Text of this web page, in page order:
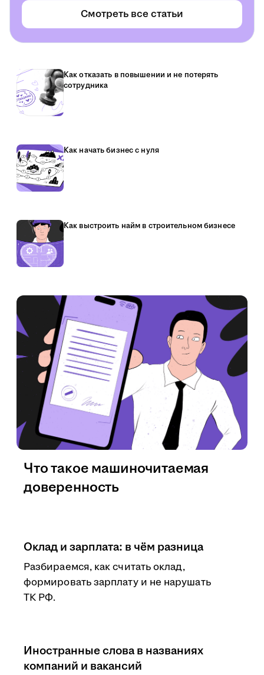
Смотреть все статьи
Как отказать в повышении и не потерять
сотрудника
Как начать бизнес с нуля
Как выстроить найм в строительном бизнесе
Оклад и зарплата: в чём разница
Разбираемся, как считать оклад,
формировать зарплату и не нарушать
ТК РФ.
Иностранные слова в названиях
компаний и вакансий
Что такое машиночитаемая
доверенность